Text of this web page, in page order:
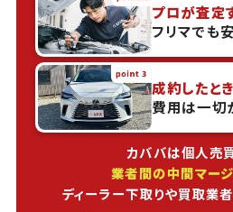
プロが査定
フリマでも
成約したと
費用は一切
カババは個人売
業者間の中間マー
ディーラー下取りや買取業者